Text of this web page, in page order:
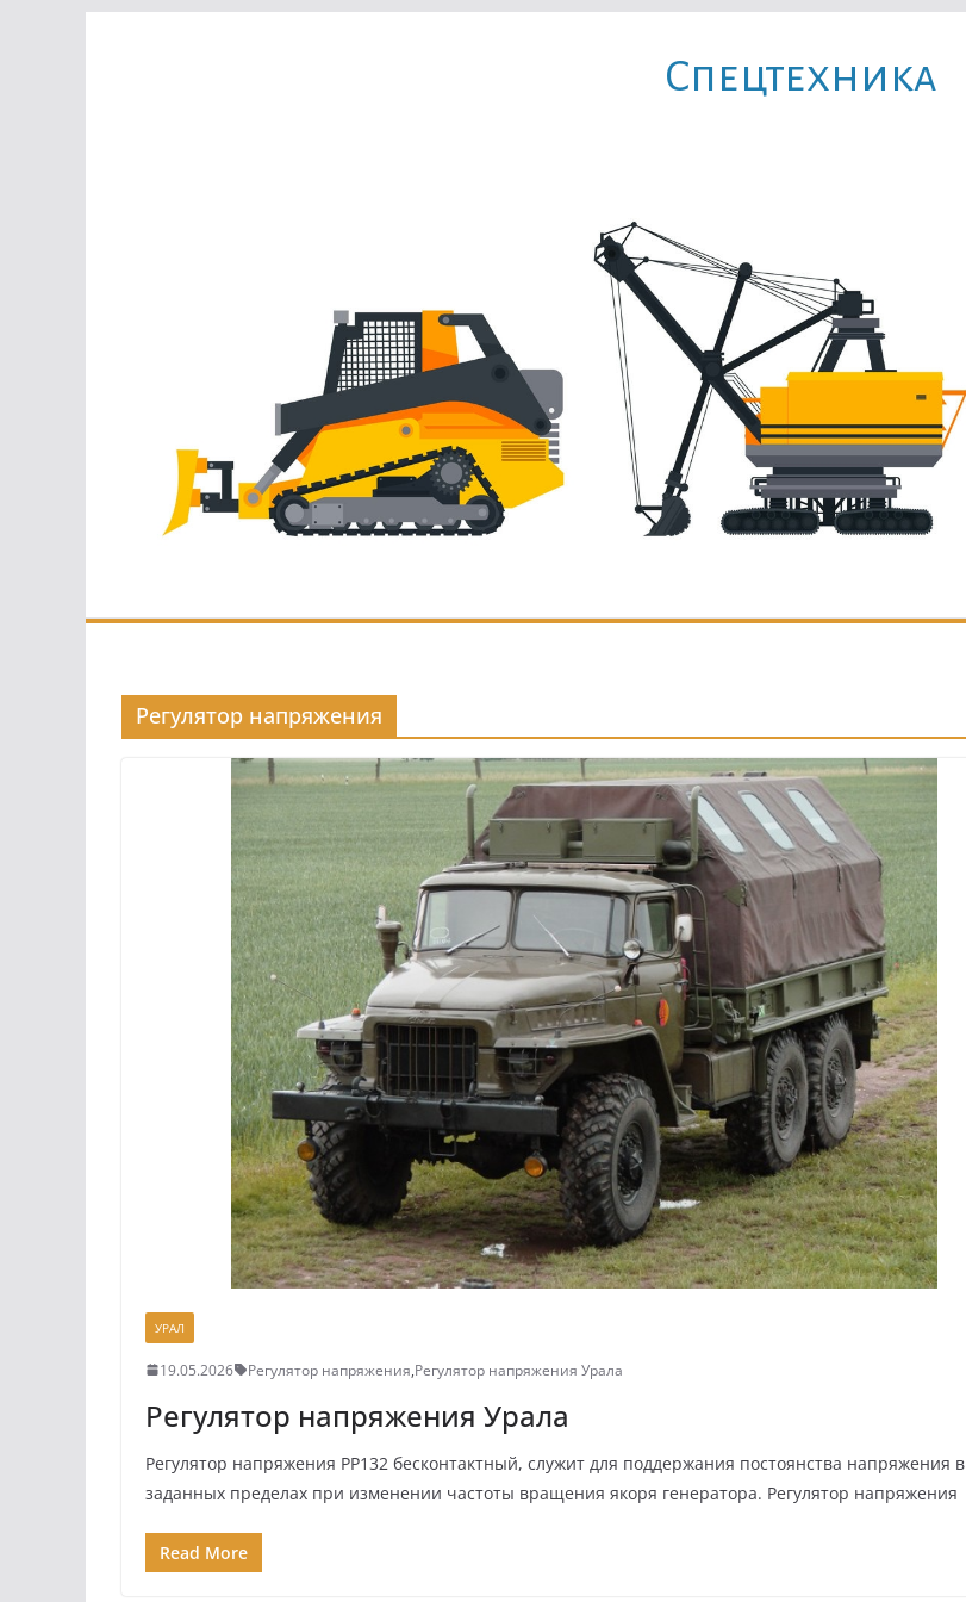
Cпецтехника
Регулятор напряжения
УРАЛ
19.05.2026 Регулятор напряжения,Регулятор напряжения Урала
Регулятор напряжения Урала
Регулятор напряжения РР132 бесконтактный, служит для поддержания постоянства напряжения в
заданных пределах при изменении частоты вращения якоря генератора. Регулятор напряжения
Read More